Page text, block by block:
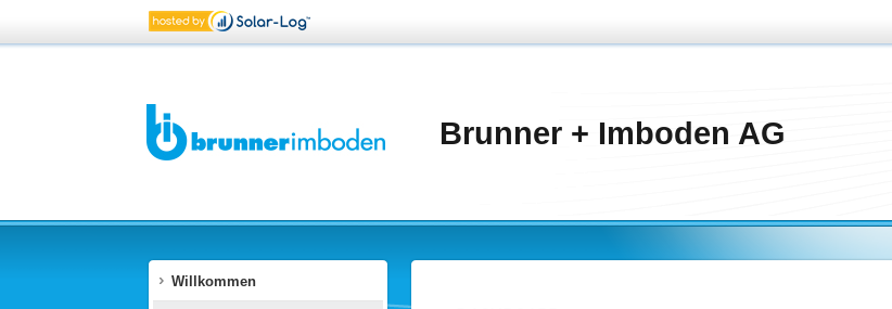
Brunner + Imboden AG
Willkommen